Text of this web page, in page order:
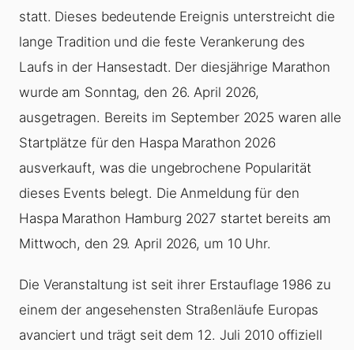
statt. Dieses bedeutende Ereignis unterstreicht die
lange Tradition und die feste Verankerung des
Laufs in der Hansestadt. Der diesjährige Marathon
wurde am Sonntag, den 26. April 2026,
ausgetragen. Bereits im September 2025 waren alle
Startplätze für den Haspa Marathon 2026
ausverkauft, was die ungebrochene Popularität
dieses Events belegt. Die Anmeldung für den
Haspa Marathon Hamburg 2027 startet bereits am
Mittwoch, den 29. April 2026, um 10 Uhr.
Die Veranstaltung ist seit ihrer Erstauflage 1986 zu
einem der angesehensten Straßenläufe Europas
avanciert und trägt seit dem 12. Juli 2010 offiziell